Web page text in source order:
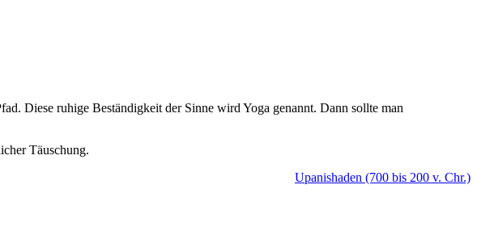
Diese ruhige Beständigkeit der Sinne wird Yoga genannt. Dann sollte man
Täuschung.
Upanishaden (700 bis 200 v. Chr.)